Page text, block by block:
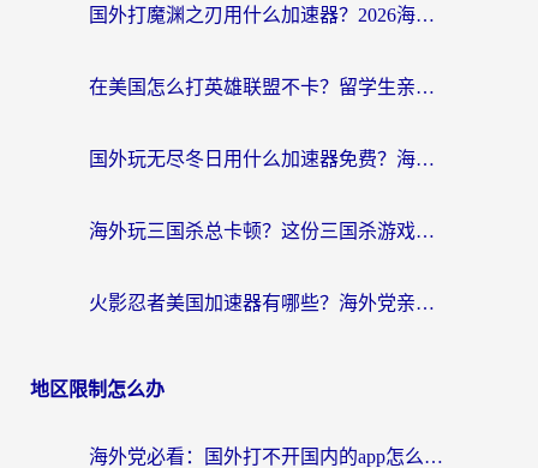
国外打魔渊之刃用什么加速器？2026海外玩家国服游戏加速全攻略（附闪耀暖暖&复苏的魔女避坑指南）
在美国怎么打英雄联盟不卡？留学生亲测的国服游戏加速全攻略
国外玩无尽冬日用什么加速器免费？海外党国服游戏加速避坑指南
海外玩三国杀总卡顿？这份三国杀游戏加速器指南帮你告别延迟烦恼
火影忍者美国加速器有哪些？海外党亲测的国服游戏加速全攻略（含菲律宾玩三国之刃守望黎明技巧）
地区限制怎么办
海外党必看：国外打不开国内的app怎么办？3步解决你的乡愁